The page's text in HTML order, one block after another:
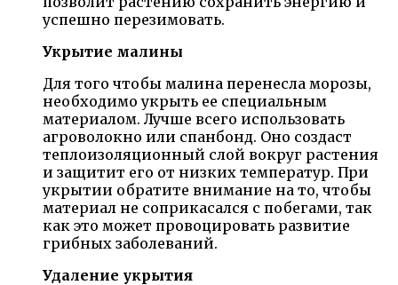
успешно перезимовать.
Укрытие малины
Для того чтобы малина перенесла морозы,
необходимо укрыть ее специальным
материалом. Лучше всего использовать
агроволокно или спанбонд. Оно создаст
теплоизоляционный слой вокруг растения
и защитит его от низких температур. При
укрытии обратите внимание на то, чтобы
материал не соприкасался с побегами, так
как это может провоцировать развитие
грибных заболеваний.
Удаление укрытия